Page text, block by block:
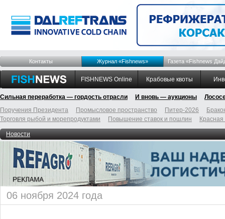
Контакты Журнал «Fishnews» Газета «Fishnews
FISHNEWS Online Крабовые квоты
Сильная переработка — гордость отрасли И вновь — аукционы
Поручения Президента
Промысловое пространство Питер-2026
Торговля рыбой и морепродуктами
Повышение ставок и пошлин
Новости
06 ноября 2024 года